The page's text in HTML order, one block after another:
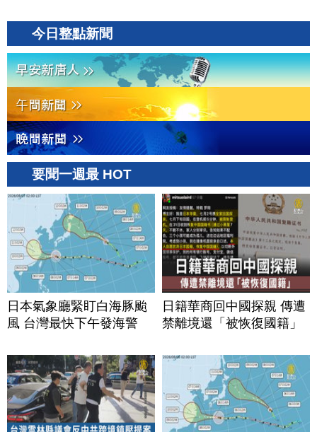
今日整點新聞
要聞一週最 HOT
日本氣象廳緊盯白海豚颱
風 台灣最快下午發海警
日籍華商回中國探親 傳遭
禁離境還「被恢復國籍」